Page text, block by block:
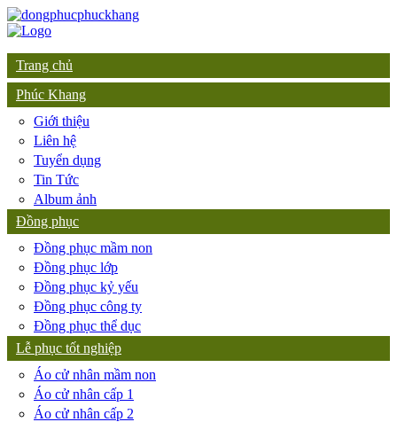
Trang chủ
Phúc Khang
Giới thiệu
Liên hệ
Tuyển dụng
Tin Tức
Album ảnh
Đồng phục
Đồng phục mầm non
Đồng phục lớp
Đồng phục kỷ yếu
Đồng phục công ty
Đồng phục thể dục
Lễ phục tốt nghiệp
Áo cử nhân mầm non
Áo cử nhân cấp 1
Áo cử nhân cấp 2